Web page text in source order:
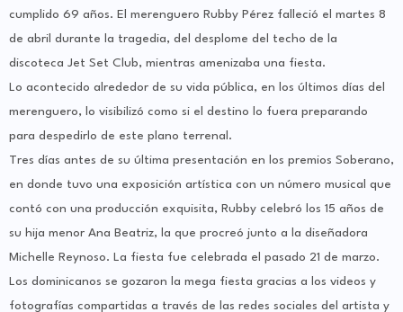
cumplido 69 años. El merenguero Rubby Pérez falleció el martes 8
de abril durante la tragedia, del desplome del techo de la
discoteca Jet Set Club, mientras amenizaba una fiesta.
Lo acontecido alrededor de su vida pública, en los últimos días del
merenguero, lo visibilizó como si el destino lo fuera preparando
para despedirlo de este plano terrenal.
Tres días antes de su última presentación en los premios Soberano,
en donde tuvo una exposición artística con un número musical que
contó con una producción exquisita, Rubby celebró los 15 años de
su hija menor Ana Beatriz, la que procreó junto a la diseñadora
Michelle Reynoso. La fiesta fue celebrada el pasado 21 de marzo.
Los dominicanos se gozaron la mega fiesta gracias a los videos y
fotografías compartidas a través de las redes sociales del artista y